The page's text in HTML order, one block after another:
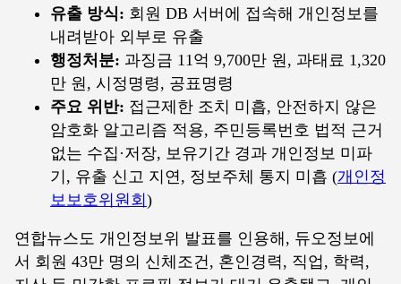
유출 방식: 회원 DB 서버에 접속해 개인정보를
내려받아 외부로 유출
행정처분: 과징금 11억 9,700만 원, 과태료 1,320
만 원, 시정명령, 공표명령
주요 위반: 접근제한 조치 미흡, 안전하지 않은
암호화 알고리즘 적용, 주민등록번호 법적 근거
없는 수집·저장, 보유기간 경과 개인정보 미파
기, 유출 신고 지연, 정보주체 통지 미흡 (개인정
보보호위원회)
연합뉴스도 개인정보위 발표를 인용해, 듀오정보에
서 회원 43만 명의 신체조건, 혼인경력, 직업, 학력,